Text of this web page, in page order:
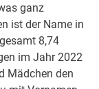
ganz
ist der Name in
8,74
im Jahr 2022
Mädchen den